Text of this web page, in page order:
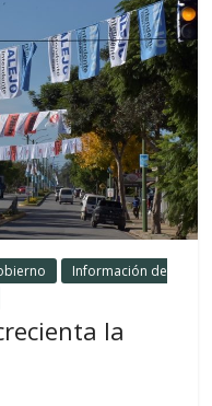
Información de
la